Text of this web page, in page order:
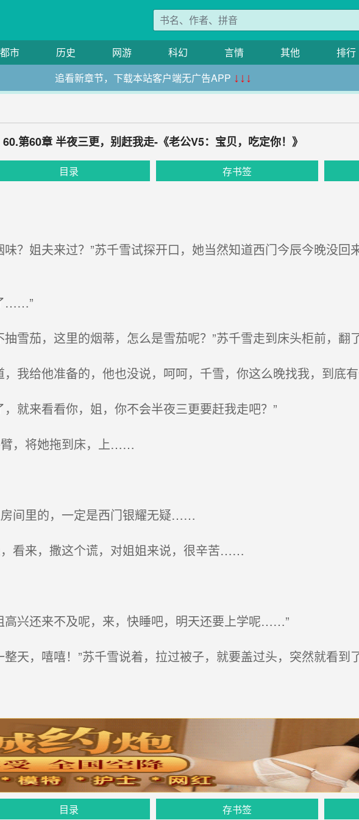
都市 历史 网游 科幻 言情 其他 排行
追看新章节，下载本站客户端无广告APP ↓↓↓
60.第60章 半夜三更，别赶我走-《老公V5：宝贝，吃定你！》
目录 存书签
？姐夫来过？”苏千雪试探开口，她当然知道西门今辰今晚没回
……”
雪茄，这里的烟蒂，怎么是雪茄呢？”苏千雪走到床头柜前，
我给他准备的，他也没说，呵呵，千雪，你这么晚找我，到底
就来看看你，姐，你不会半夜三更要赶我走吧？”
，将她拖到床，上……
间里的，一定是西门银耀无疑……
看来，撒这个谎，对姐姐来说，很辛苦……
兴还来不及呢，来，快睡吧，明天还要上学呢……”
天，嘻嘻！”苏千雪说着，拉过被子，就要盖过头，突然就看到
目录 存书签